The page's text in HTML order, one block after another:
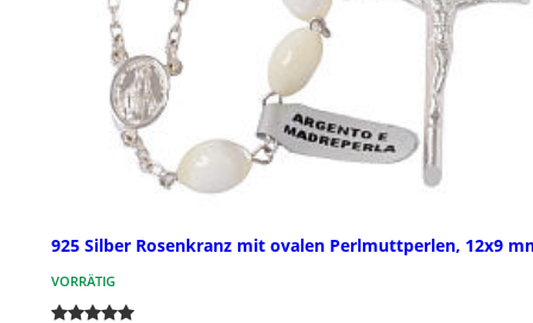
925 Silber Rosenkranz mit ovalen Perlmuttperlen, 12x9
VORRÄTIG